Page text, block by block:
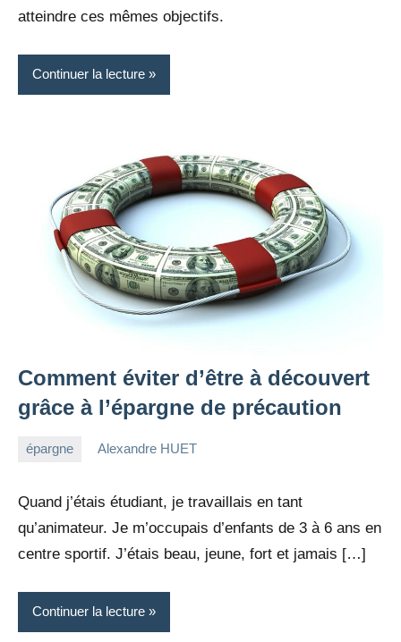
atteindre ces mêmes objectifs.
Continuer la lecture
Comment éviter d’être à découvert
grâce à l’épargne de précaution
épargne
2022
Alexandre HUET
Quand j’étais étudiant, je travaillais en tant
qu’animateur. Je m’occupais d’enfants de 3 à 6 ans en
centre sportif. J’étais beau, jeune, fort et jamais […]
Continuer la lecture